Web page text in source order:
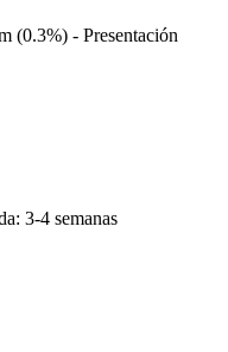
(0.3%) - Presentación
3-4 semanas